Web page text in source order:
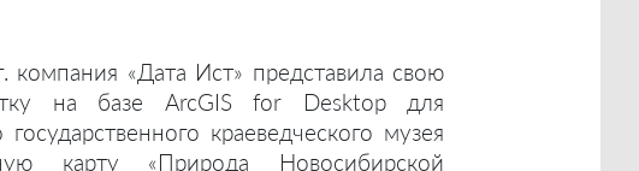
компания «Дата Ист» представила свою
на базе ArcGIS for Desktop для
краеведческого музея
карту «Природа Новосибирской